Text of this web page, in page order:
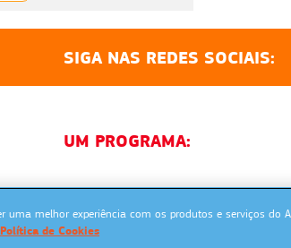
SIGA NAS REDES SOCIAIS:
UM PROGRAMA:
uma melhor experiência com os produtos e serviços do
Política de Cookies